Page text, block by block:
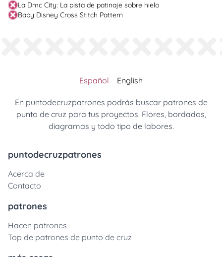
La Dmc City: La pista de patinaje sobre hielo
Baby Disney Cross Stitch Pattern
Español English
En puntodecruzpatrones podrás buscar patrones de
punto de cruz para tus proyectos. Flores, bordados,
diagramas y todo tipo de labores.
puntodecruzpatrones
Acerca de
Contacto
patrones
Hacen patrones
Top de patrones de punto de cruz